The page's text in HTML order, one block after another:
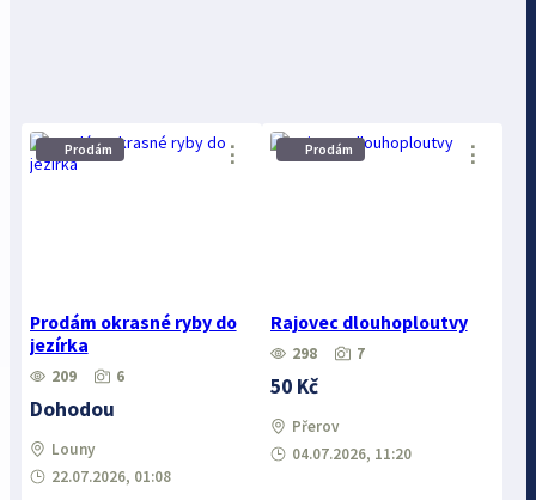
Prodám
Prodám okrasné ryby do
jezírka
⋮
209 6
Dohodou
Louny
22.07.2026, 01:08
Prodám
Rajovec dlouhoploutvy
⋮
298 7
50 Kč
Přerov
04.07.2026, 11:20